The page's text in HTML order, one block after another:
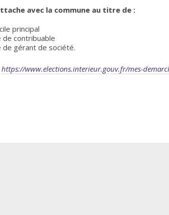
avec la commune au titre de :
principal
de contribuable
de gérant de société.
https://www.elections.interieur.gouv.fr/mes-